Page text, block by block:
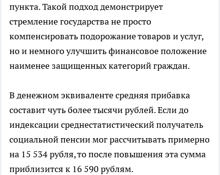
пункта. Такой подход демонстрирует
стремление государства не просто
компенсировать подорожание товаров и услуг,
но и немного улучшить финансовое положение
наименее защищенных категорий граждан.
В денежном эквиваленте средняя прибавка
составит чуть более тысячи рублей. Если до
индексации среднестатистический получатель
социальной пенсии мог рассчитывать примерно
на 15 534 рубля, то после повышения эта сумма
приблизится к 16 590 рублям.